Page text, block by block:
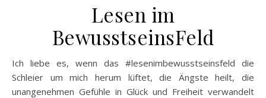
Lesen im
BewusstseinsFeld
Ich liebe es, wenn das #lesenimbewusstseinsfeld die
Schleier um mich herum lüftet, die Ängste heilt, die
unangenehmen Gefühle in Glück und Freiheit verwandelt